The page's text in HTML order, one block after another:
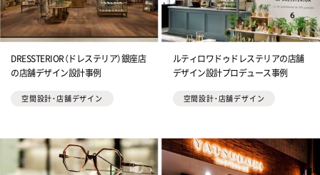
DRESSTERIOR（ドレステリア）銀座店
の店舗デザイン設計事例
空間設計・店舗デザイン
ルティロワドゥドレステリアの店舗
デザイン設計プロデュース事例
空間設計・店舗デザイン